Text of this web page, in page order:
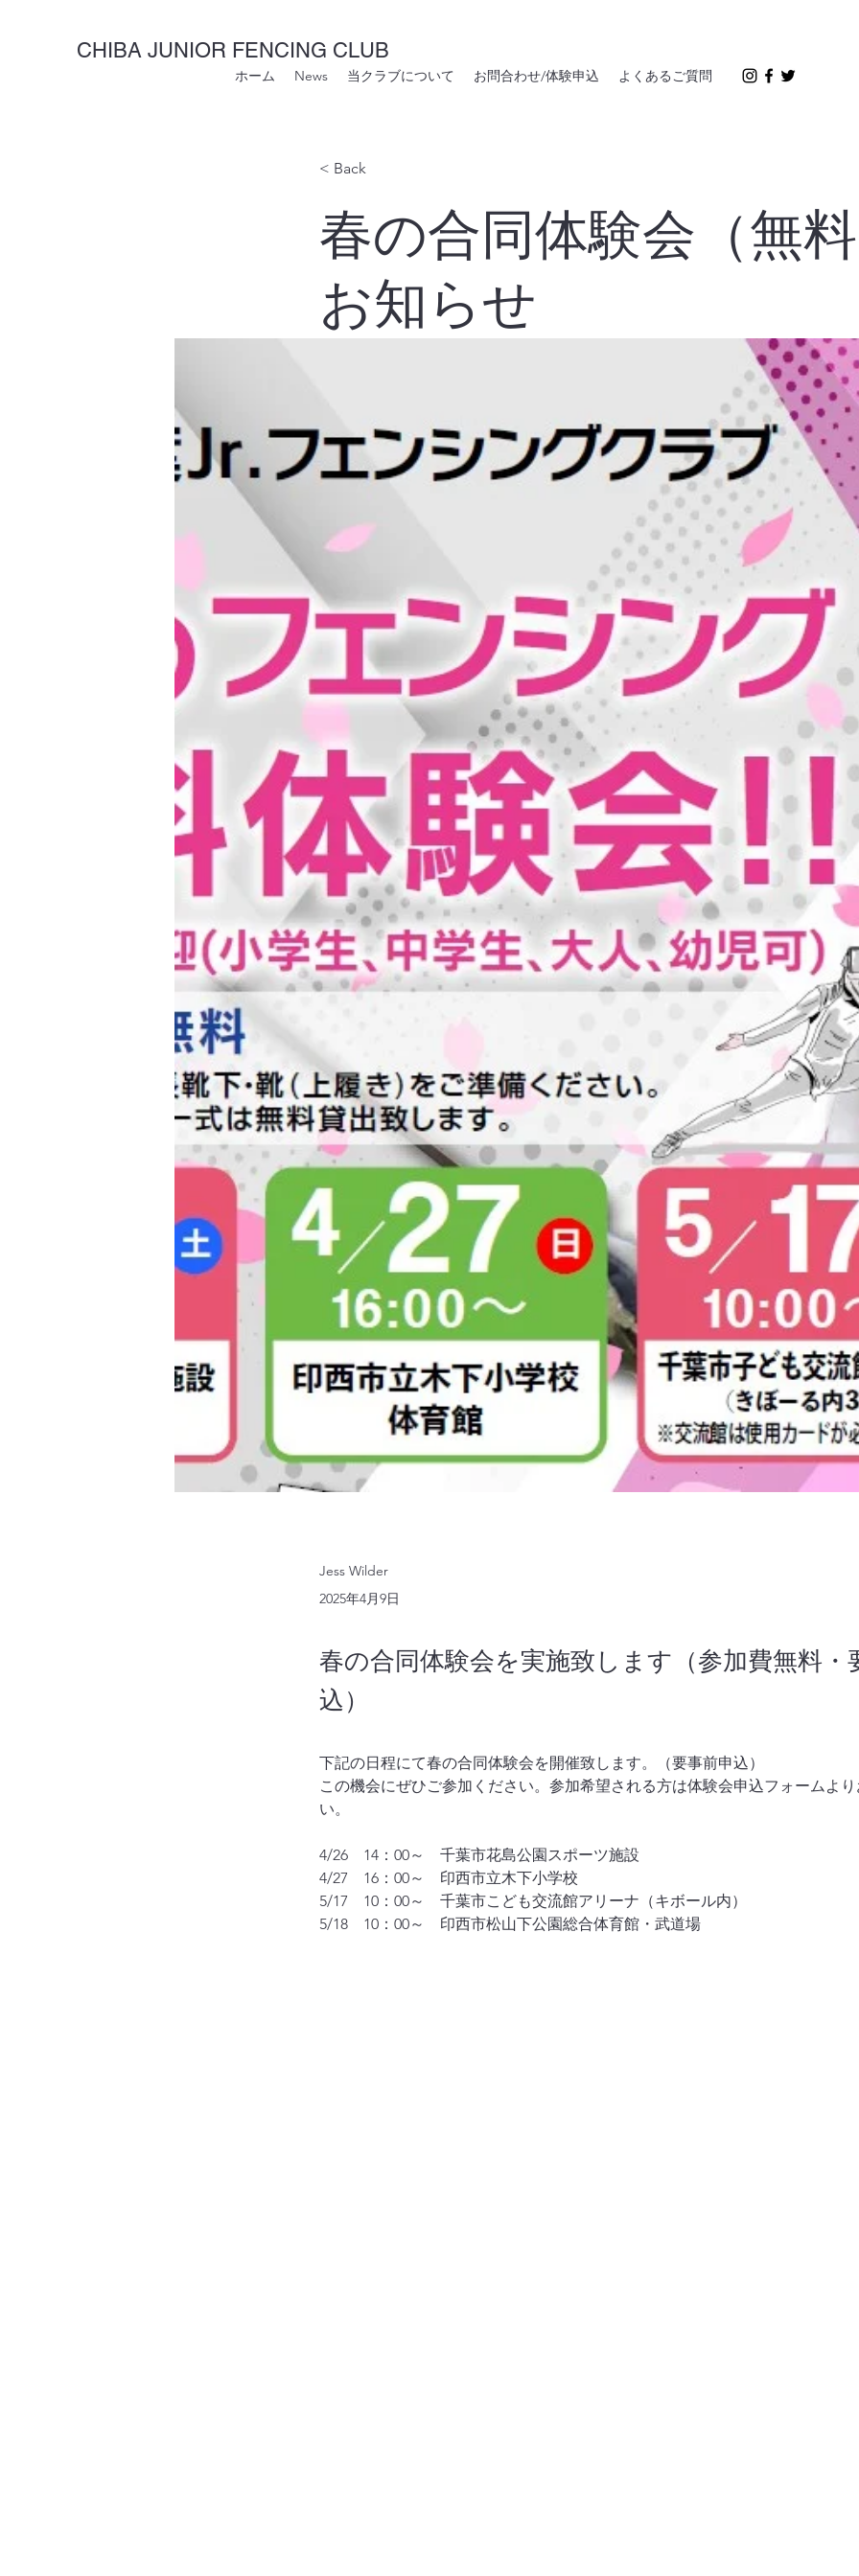
CHIBA JUNIOR FENCING CLUB
ホーム News 当クラブについて お問合わせ/体験申込 よくあるご質問
< Back
春の合同体験会（無
お知らせ
Jess Wilder
2025年4月9日
春の合同体験会を実施致します（参加費無料・
込）
下記の日程にて春の合同体験会を開催致します。（要事前申込）
この機会にぜひご参加ください。参加希望される方は体験会申込フォームよ
い。
4/26　14：00～　千葉市花島公園スポーツ施設
4/27　16：00～　印西市立木下小学校
5/17　10：00～　千葉市こども交流館アリーナ（キボール内）
5/18　10：00～　印西市松山下公園総合体育館・武道場